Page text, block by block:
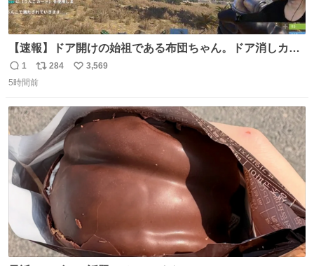
【速報】ドア開けの始祖である布団ちゃん。ドア消しカー
ド（UR）を入手。
返
信
1
リ
ポ
ト
数
284
い
数
3,569
5時間前